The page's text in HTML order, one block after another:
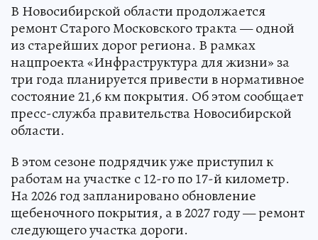
В Новосибирской области продолжается
ремонт Старого Московского тракта — одной
из старейших дорог региона. В рамках
нацпроекта «Инфраструктура для жизни» за
три года планируется привести в нормативное
состояние 21,6 км покрытия. Об этом сообщает
пресс-служба правительства Новосибирской
области.
В этом сезоне подрядчик уже приступил к
работам на участке с 12-го по 17-й километр.
На 2026 год запланировано обновление
щебеночного покрытия, а в 2027 году — ремонт
следующего участка дороги.